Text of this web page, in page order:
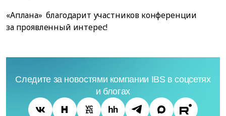
«Аплана» благодарит участников конференции
за проявленный интерес!
Следите за новостями компании IBS в соцсетях
и блогах